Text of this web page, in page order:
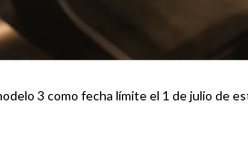
3 como fecha límite el 1 de julio de